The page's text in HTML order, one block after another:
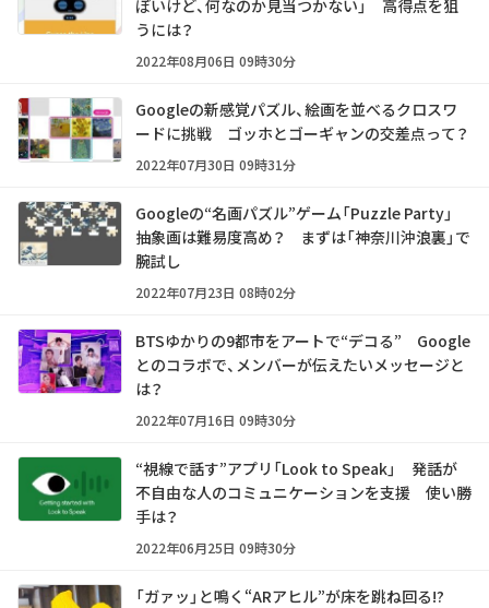
ぽいけど、何なのか見当つかない」 高得点を狙
うには？
2022年08月06日 09時30分
Googleの新感覚パズル、絵画を並べるクロスワ
ードに挑戦 ゴッホとゴーギャンの交差点って？
2022年07月30日 09時31分
Googleの“名画パズル”ゲーム「Puzzle Party」
抽象画は難易度高め？ まずは「神奈川沖浪裏」で
腕試し
2022年07月23日 08時02分
BTSゆかりの9都市をアートで“デコる” Google
とのコラボで、メンバーが伝えたいメッセージと
は？
2022年07月16日 09時30分
“視線で話す”アプリ「Look to Speak」 発話が
不自由な人のコミュニケーションを支援 使い勝
手は？
2022年06月25日 09時30分
「ガァッ」と鳴く“ARアヒル”が床を跳ね回る!?